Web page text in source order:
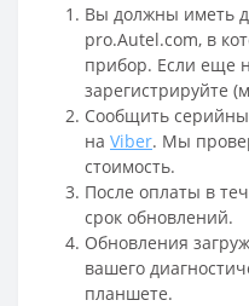
Вы должны иметь
pro.Autel.com, в
прибор. Если еще
зарегистрируйте
Сообщить
на Viber. Мы
стоимость.
После оплаты в
срок обновлений.
Обновления
вашего
планшете.